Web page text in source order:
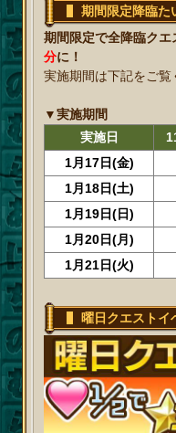
期間限定降臨た
期間限定で全降臨クエ
分に！
実施期間は下記をご覧
▼実施期間
実施日
1月17日(金)
1月18日(土)
1月19日(日)
1月20日(月)
1月21日(火)
曜日クエストイ